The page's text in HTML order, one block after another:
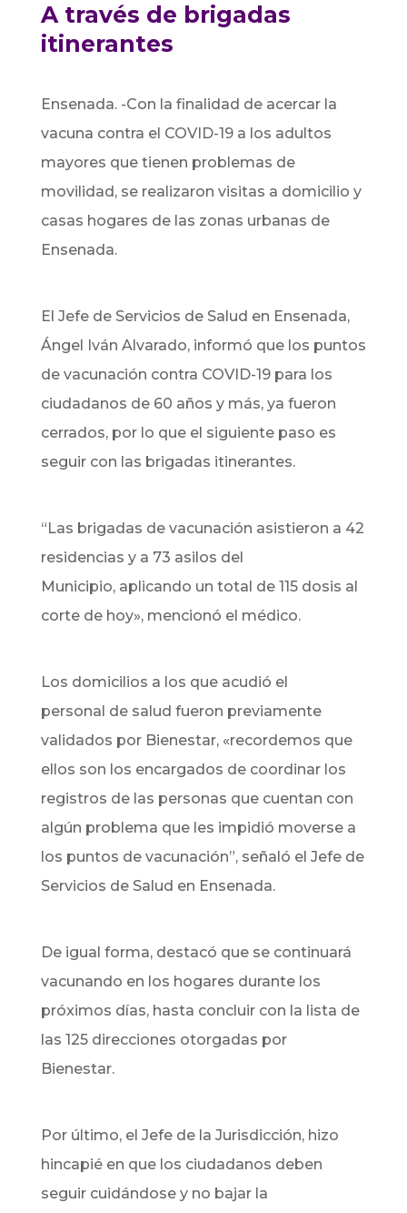
A través de brigadas
itinerantes
Ensenada. -Con la finalidad de acercar la
vacuna contra el COVID-19 a los adultos
mayores que tienen problemas de
movilidad, se realizaron visitas a domicilio y
casas hogares de las zonas urbanas de
Ensenada.
El Jefe de Servicios de Salud en Ensenada,
Ángel Iván Alvarado, informó que los puntos
de vacunación contra COVID-19 para los
ciudadanos de 60 años y más, ya fueron
cerrados, por lo que el siguiente paso es
seguir con las brigadas itinerantes.
“Las brigadas de vacunación asistieron a 42
residencias y a 73 asilos del
Municipio, aplicando un total de 115 dosis al
corte de hoy», mencionó el médico.
Los domicilios a los que acudió el
personal de salud fueron previamente
validados por Bienestar, «recordemos que
ellos son los encargados de coordinar los
registros de las personas que cuentan con
algún problema que les impidió moverse a
los puntos de vacunación”, señaló el Jefe de
Servicios de Salud en Ensenada.
De igual forma, destacó que se continuará
vacunando en los hogares durante los
próximos días, hasta concluir con la lista de
las 125 direcciones otorgadas por
Bienestar.
Por último, el Jefe de la Jurisdicción, hizo
hincapié en que los ciudadanos deben
seguir cuidándose y no bajar la